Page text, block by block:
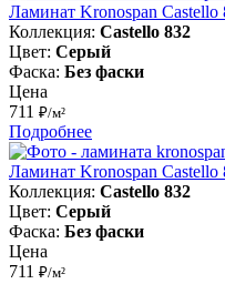
Ламинат Kronospan
Коллекция: Castello 832
Цвет: Серый
Фаска: Без фаски
Цена
711 ₽/м²
Подробнее
Ламинат Kronospan
Коллекция: Castello 832
Цвет: Серый
Фаска: Без фаски
Цена
711 ₽/м²